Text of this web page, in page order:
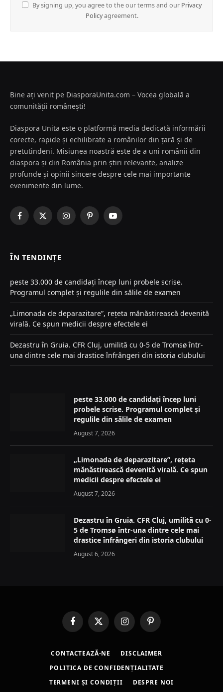
By signing up, you agree to the our terms and our Privacy
Policyagreement.
Bine ați venit pe DiasporaUnita.com – Vocea globală a
comunității românești!
Diaspora Unita este o platformă media dedicată informării
corecte, rapide și echilibrate a românilor din țară și de
pretutindeni. Misiunea noastră este de a uni românii din
diaspora și din România prin știri relevante, analize
profunde și opinii sincere despre cele mai importante
evenimente din lume.
Facebook
X
InstagramPinterestYouTube
ÎN TENDINȚE
peste 33.000 de candidați încep luni probele scrise.
Programul complet și regulile din sălile de examen
„Limonada de deparazitare”, rețeta mănăstirească devenită
virală. Ce spun medicii despre efectele ei
Dezastru în Gruia. CFR Cluj, umilită cu 0-5 de Tromsø într-
una dintre cele mai drastice înfrângeri din istoria clubului
peste 33.000 de candidați încep luni
probele scrise. Programul complet și
regulile din sălile de examen
August 7, 2026
„Limonada de deparazitare”, rețeta
mănăstirească devenită virală. Ce spun
medicii despre efectele ei
August 7, 2026
Dezastru în Gruia. CFR Cluj, umilită cu 0-
5 de Tromsø într-una dintre cele mai
drastice înfrângeri din istoria clubului
August 6, 2026
FacebookX
(Twitter)
InstagramPinterest
CONTACTEAZĂ-NE
DISCLAIMER
POLITICA DE CONFIDENȚIALITATE
TERMENI ȘI CONDIȚII
DESPRE NOI